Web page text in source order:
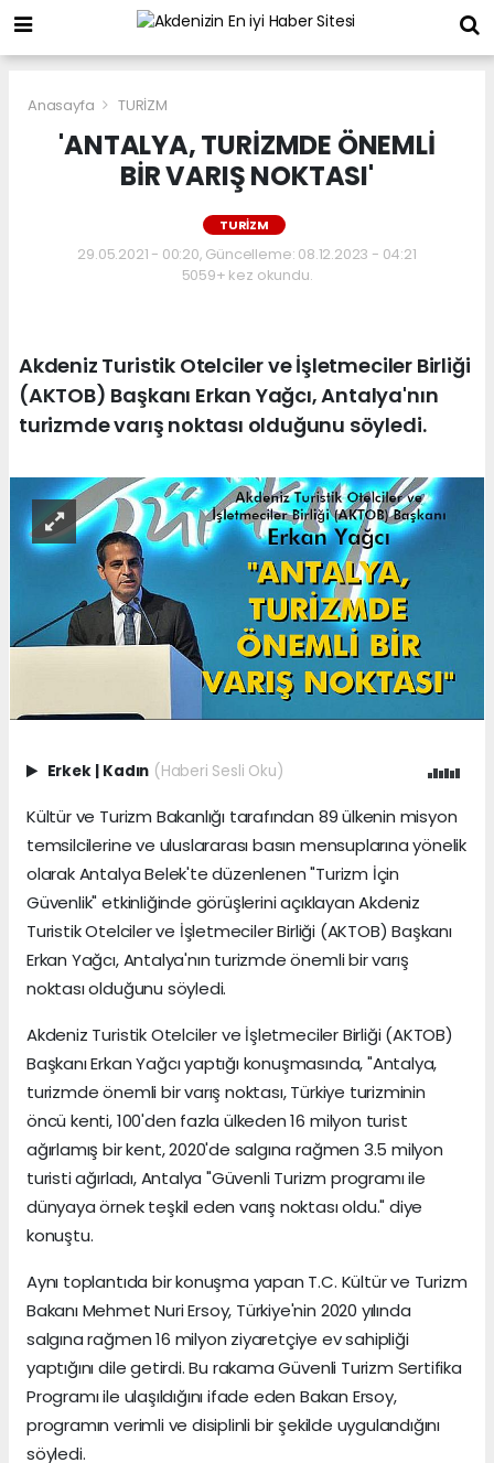
Anasayfa TURİZM
'ANTALYA, TURİZMDE ÖNEMLİ
BİR VARIŞ NOKTASI'
TURİZM
29.05.2021 - 00:20, Güncelleme: 08.12.2023 - 04:21
5059+ kez okundu.
Akdeniz Turistik Otelciler ve İşletmeciler Birliği
(AKTOB) Başkanı Erkan Yağcı, Antalya'nın
turizmde varış noktası olduğunu söyledi.
Erkek Kadın (Haberi Sesli Oku)
Kültür ve Turizm Bakanlığı tarafından 89 ülkenin misyon
temsilcilerine ve uluslararası basın mensuplarına yönelik
olarak Antalya Belek'te düzenlenen "Turizm İçin
Güvenlik" etkinliğinde görüşlerini açıklayan Akdeniz
Turistik Otelciler ve İşletmeciler Birliği (AKTOB) Başkanı
Erkan Yağcı, Antalya'nın turizmde önemli bir varış
noktası olduğunu söyledi.
Akdeniz Turistik Otelciler ve İşletmeciler Birliği (AKTOB)
Başkanı Erkan Yağcı yaptığı konuşmasında, "Antalya,
turizmde önemli bir varış noktası, Türkiye turizminin
öncü kenti, 100'den fazla ülkeden 16 milyon turist
ağırlamış bir kent, 2020'de salgına rağmen 3.5 milyon
turisti ağırladı, Antalya "Güvenli Turizm programı ile
dünyaya örnek teşkil eden varış noktası oldu." diye
konuştu.
Aynı toplantıda bir konuşma yapan T.C. Kültür ve Turizm
Bakanı Mehmet Nuri Ersoy, Türkiye'nin 2020 yılında
salgına rağmen 16 milyon ziyaretçiye ev sahipliği
yaptığını dile getirdi. Bu rakama Güvenli Turizm Sertifika
Programı ile ulaşıldığını ifade eden Bakan Ersoy,
programın verimli ve disiplinli bir şekilde uygulandığını
söyledi.